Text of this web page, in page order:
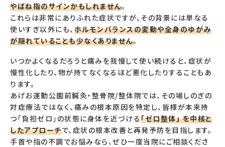
やばね指のサインかもしれません。
これらは非常にありふれた症状ですが、その背景には単なる
使いすぎ以外にも、 ホルモンバランスの変動や全身のゆがみ
が隠れていることも少なくありません。
いつかよくなるだろうと痛みを我慢して使い続けると、症状が
慢性化したり、物が持てなくなるほど悪化したりすることもあ
ります。
あげお運動公園前鍼灸・整骨院/整体院では、その場しのぎの
対症療法ではなく、痛みの根本原因を特定し、皆様が本来持
つ「負担ゼロ」の状態に身体を近づける「ゼロ整体」 を中核と
したアプローチで、症状の根本改善と再発予防を目指します。
手首や指の不調でお悩みなら、ぜひ一度当院にご相談くださ